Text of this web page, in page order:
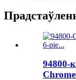
94800-